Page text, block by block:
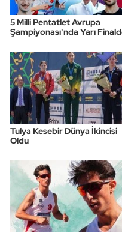
5 Milli Pentatlet Avrupa
Şampiyonası'nda Yarı
Tulya Kesebir Dünya İkincisi
Oldu